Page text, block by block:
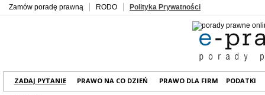
Zamów poradę prawną RODO Polityka Prywatności
ZADAJ PYTANIE PRAWO NA CO DZIEŃ PRAWO DLA FIRM PODATKI